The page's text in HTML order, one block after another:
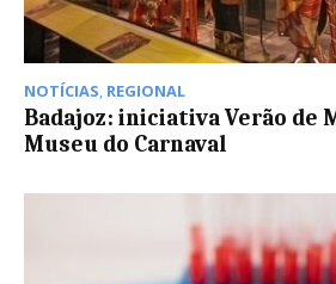
NOTÍCIAS, REGIONAL
Badajoz: iniciativa Verão de
Museu do Carnaval